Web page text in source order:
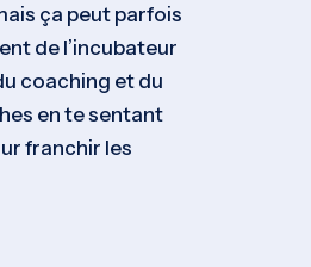
ça peut parfois
de l’incubateur
coaching et du
en te sentant
franchir les